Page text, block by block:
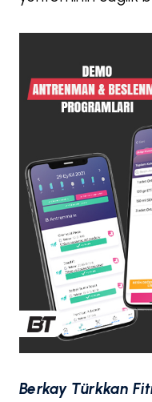
Berkay Türkkan